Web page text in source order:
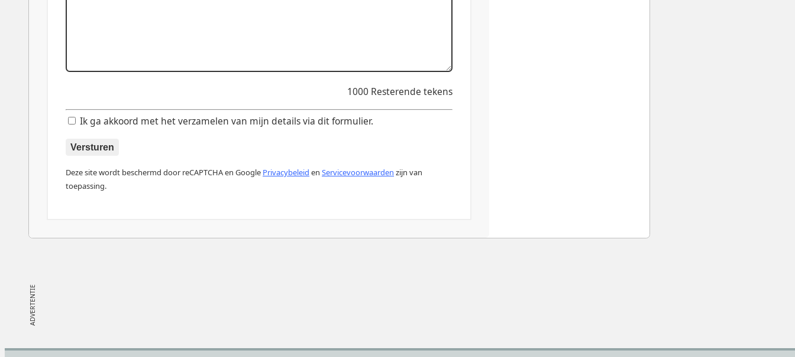
1000 Resterende tekens
Ik ga akkoord met het verzamelen van mijn details via dit formulier.
Versturen
Deze site wordt beschermd door reCAPTCHA en Google Privacybeleid enServicevoorwaarden zijn van
toepassing.